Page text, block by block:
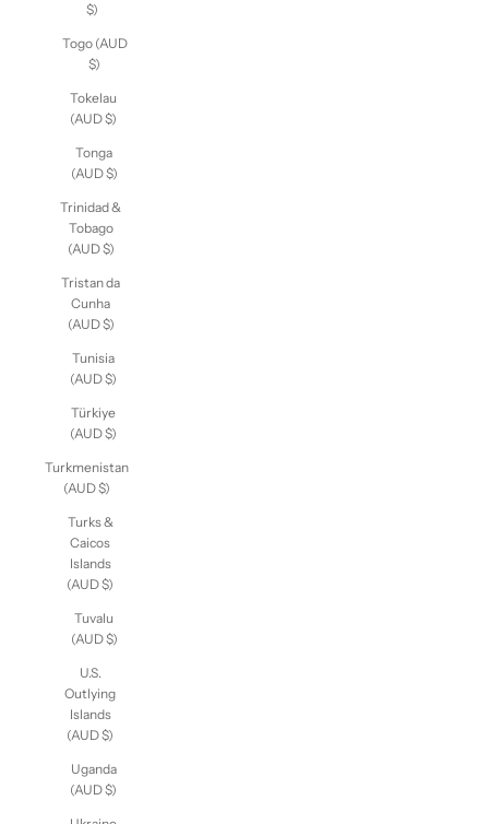
$)
Togo (AUD
$)
Tokelau
(AUD $)
Tonga
(AUD $)
Trinidad &
Tobago
(AUD $)
Tristan da
Cunha
(AUD $)
Tunisia
(AUD $)
Türkiye
(AUD $)
Turkmenistan
(AUD $)
Turks &
Caicos
Islands
(AUD $)
Tuvalu
(AUD $)
U.S.
Outlying
Islands
(AUD $)
Uganda
(AUD $)